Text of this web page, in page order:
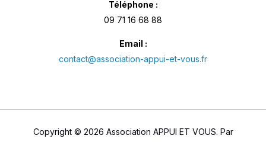
Téléphone :
09 71 16 68 88
Email :
contact@association-appui-et-vous.fr
Copyright © 2026 Association APPUI ET VOUS. Par